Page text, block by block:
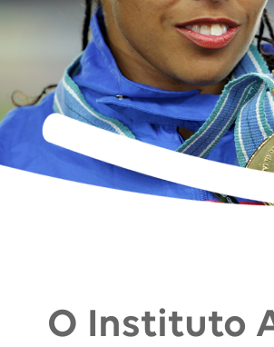
O Instituto